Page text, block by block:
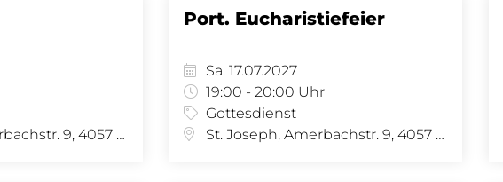
St. Joseph, Amerbachstr. 9, 4057 Basel
Port. Eucharistiefeier
Sa. 17.07.2027
19:00 - 20:00 Uhr
Gottesdienst
St. Joseph, Amerbachstr. 9, 4057 Basel